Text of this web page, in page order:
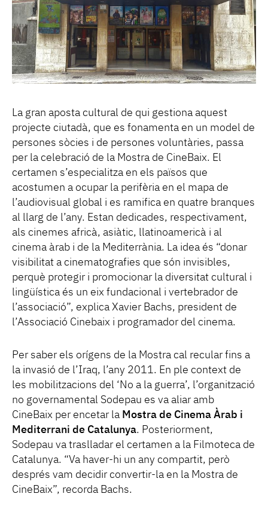
La gran aposta cultural de qui gestiona aquest
projecte ciutadà, que es fonamenta en un model de
persones sòcies i de persones voluntàries, passa
per la celebració de la Mostra de CineBaix. El
certamen s’especialitza en els països que
acostumen a ocupar la perifèria en el mapa de
l’audiovisual global i es ramifica en quatre branques
al llarg de l’any. Estan dedicades, respectivament,
als cinemes africà, asiàtic, llatinoamericà i al
cinema àrab i de la Mediterrània. La idea és “donar
visibilitat a cinematografies que són invisibles,
perquè protegir i promocionar la diversitat cultural i
lingüística és un eix fundacional i vertebrador de
l’associació”, explica Xavier Bachs, president de
l’Associació Cinebaix i programador del cinema.
Per saber els orígens de la Mostra cal recular fins a
la invasió de l’Iraq, l’any 2011. En ple context de
les mobilitzacions del ‘No a la guerra’, l’organització
no governamental Sodepau es va aliar amb
CineBaix per encetar la Mostra de Cinema Àrab i
Mediterrani de Catalunya. Posteriorment,
Sodepau va traslladar el certamen a la Filmoteca de
Catalunya. “Va haver-hi un any compartit, però
després vam decidir convertir-la en la Mostra de
CineBaix”, recorda Bachs.